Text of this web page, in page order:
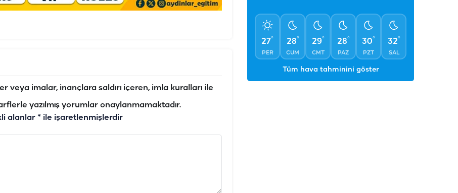
imalar, inançlara saldırı içeren, imla kuralları ile
yazılmış yorumlar onaylanmamaktadır.
alanlar * ile işaretlenmişlerdir
27°
PER
28°
CUM
29°
CMT
28°
PAZ
30°
PZT
32°
SAL
Tüm hava tahminini göster